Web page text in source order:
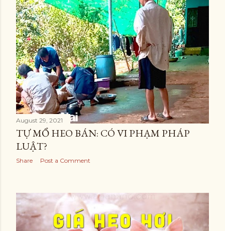
August 29, 2021
TỰ MỔ HEO BÁN: CÓ VI PHẠM PHÁP
LUẬT?
Share Post a Comment